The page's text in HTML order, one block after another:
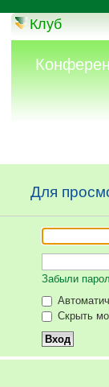
Клуб
Для
Забыли
Скрыть